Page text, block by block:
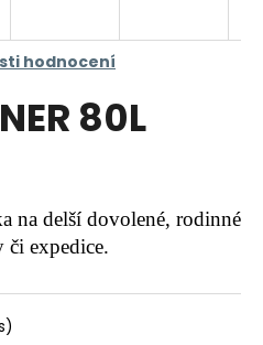
hodnocení
80L
na delší dovolené, rodinné
expedice.